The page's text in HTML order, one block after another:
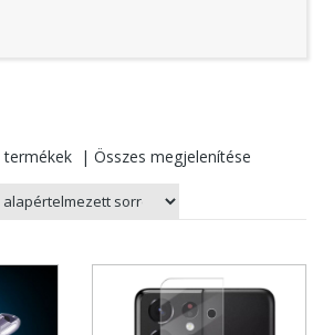
termékek | Összes megjelenítése